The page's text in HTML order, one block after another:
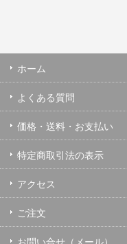
ホーム
よくある質問
価格・送料・お支払い
特定商取引法の表示
アクセス
ご注文
お問い合せ（メール）